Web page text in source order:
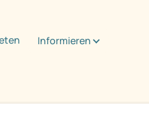
Informieren